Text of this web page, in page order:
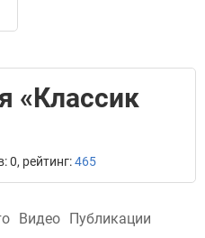
«Классик
0, рейтинг:465
Видео Публикации